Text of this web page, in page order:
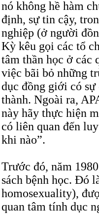
nó không hề hàm
định, sự tin cậy,
nghiệp (ở người
Kỳ kêu gọi các tổ
tâm thần học ở các
việc bãi bỏ những
dục đồng giới có
thành. Ngoài ra,
này hãy thực hiện
có liên quan đến
khi nào”.
Trước đó, năm
sách bệnh học. Đó
homosexuality),
quan tâm tính dục